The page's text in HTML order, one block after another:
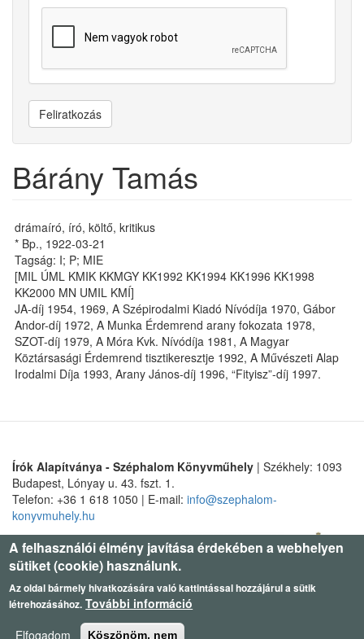
Feliratkozás
Bárány Tamás
drámaíró, író, költő, kritikus
* Bp., 1922-03-21
Tagság: I; P; MIE
[MIL ÚML KMIK KKMGY KK1992 KK1994 KK1996 KK1998
KK2000 MN UMIL KMÍ]
JA-díj 1954, 1969, A Szépirodalmi Kiadó Nívódíja 1970, Gábor
Andor-díj 1972, A Munka Érdemrend arany fokozata 1978,
SZOT-díj 1979, A Móra Kvk. Nívódíja 1981, A Magyar
Köztársasági Érdemrend tisztikeresztje 1992, A Művészeti Alap
Irodalmi Díja 1993, Arany János-díj 1996, “Fityisz”-díj 1997.
Írók Alapítványa - Széphalom Könyvműhely | Székhely: 1093
Budapest, Lónyay u. 43. fszt. 1.
Telefon: +36 1 618 1050 | E-mail: info@szephalom-
konyvmuhely.hu
A felhasználói élmény javítása érdekében a webhelyen
sütiket (cookie) használunk.
Az oldal bármely hivatkozására való kattintással hozzájárul a sütik
létrehozásához. További információ
Elfogadom
Köszönöm, nem